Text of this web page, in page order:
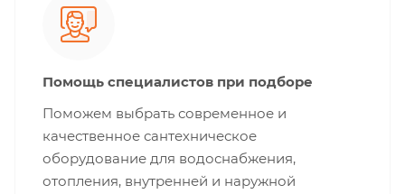
Помощь специалистов при подборе
Поможем выбрать современное и
качественное сантехническое
оборудование для водоснабжения,
отопления, внутренней и наружной